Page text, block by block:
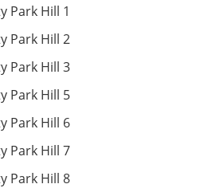
Park Hill 1
Park Hill 2
Park Hill 3
Park Hill 5
Park Hill 6
Park Hill 7
Park Hill 8